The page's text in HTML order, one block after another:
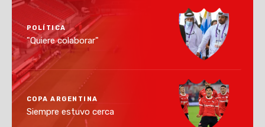
POLÍTICA
"Quiere colaborar"
COPA ARGENTINA
Siempre estuvo cerca